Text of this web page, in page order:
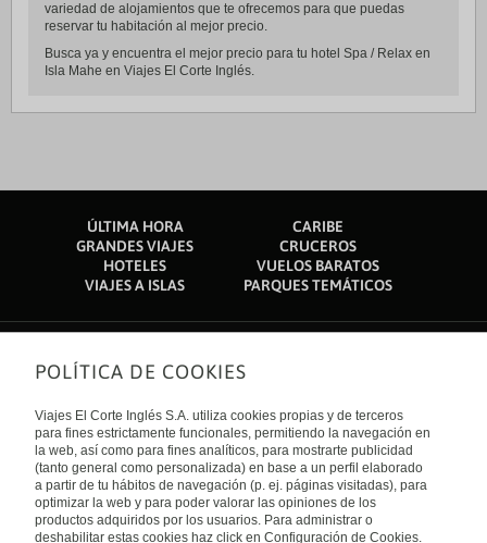
variedad de alojamientos que te ofrecemos para que puedas
reservar tu habitación al mejor precio.
Busca ya y encuentra el mejor precio para tu hotel Spa / Relax en
Isla Mahe en Viajes El Corte Inglés.
ÚLTIMA HORA
CARIBE
GRANDES VIAJES
CRUCEROS
HOTELES
VUELOS BARATOS
VIAJES A ISLAS
PARQUES TEMÁTICOS
Sobre nosotros
Quiénes somos
Financiación
Sostenibilidad
Turismo accesible
Tarjeta El Corte Inglés
Trabaja con nosotros
El Corte Inglés
Canal Ético
Enlaces de interés
Guías de viaje
Catálogos
Auto check-in
Condiciones Generales
Política de privacidad
Internacional
España
POLÍTICA DE COOKIES
Viajes El Corte Inglés S.A. utiliza cookies propias y de terceros
para fines estrictamente funcionales, permitiendo la navegación en
la web, así como para fines analíticos, para mostrarte publicidad
(tanto general como personalizada) en base a un perfil elaborado
a partir de tu hábitos de navegación (p. ej. páginas visitadas), para
optimizar la web y para poder valorar las opiniones de los
productos adquiridos por los usuarios. Para administrar o
deshabilitar estas cookies haz click en Configuración de Cookies.